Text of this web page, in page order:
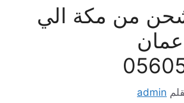
من مكة الي
admin